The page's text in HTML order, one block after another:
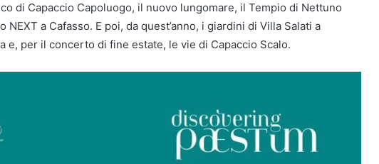
di Capaccio Capoluogo, il nuovo lungomare, il Tempio di Nettuno
NEXT a Cafasso. E poi, da quest’anno, i giardini di Villa Salati a
e, per il concerto di fine estate, le vie di Capaccio Scalo.